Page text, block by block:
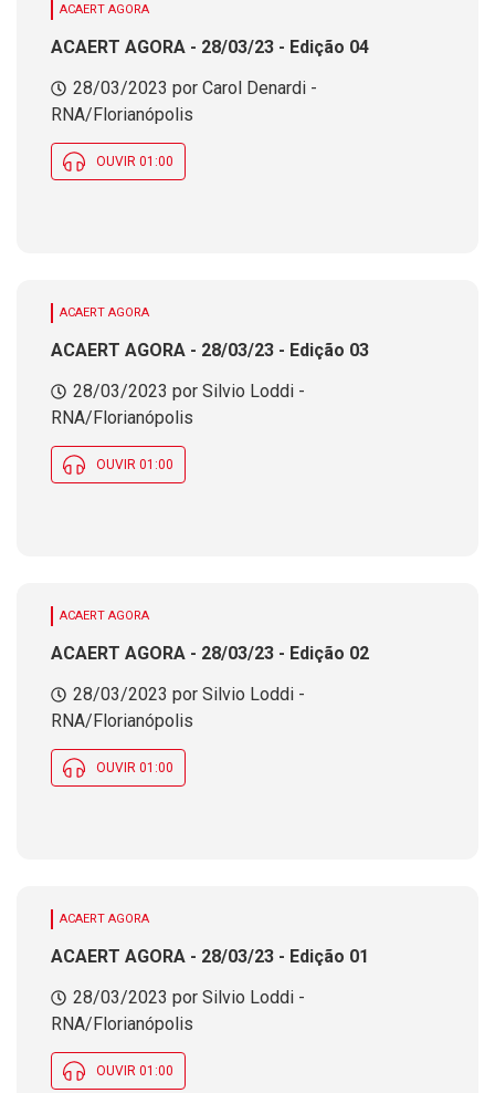
ACAERT AGORA
ACAERT AGORA - 28/03/23 - Edição 04
28/03/2023 por Carol Denardi -
RNA/Florianópolis
OUVIR 01:00
ACAERT AGORA
ACAERT AGORA - 28/03/23 - Edição 03
28/03/2023 por Silvio Loddi -
RNA/Florianópolis
OUVIR 01:00
ACAERT AGORA
ACAERT AGORA - 28/03/23 - Edição 02
28/03/2023 por Silvio Loddi -
RNA/Florianópolis
OUVIR 01:00
ACAERT AGORA
ACAERT AGORA - 28/03/23 - Edição 01
28/03/2023 por Silvio Loddi -
RNA/Florianópolis
OUVIR 01:00